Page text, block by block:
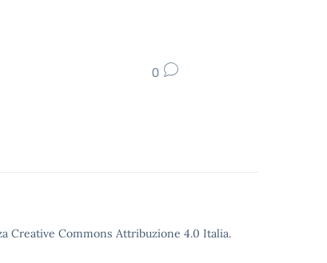
0
Creative Commons Attribuzione 4.0 Italia.